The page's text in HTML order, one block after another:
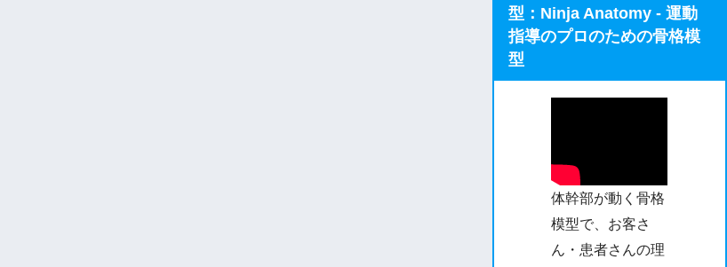
型：Ninja Anatomy - 運動
指導のプロのための骨格模
型
体幹部が動く骨格
模型で、お客さ
ん・患者さんの理